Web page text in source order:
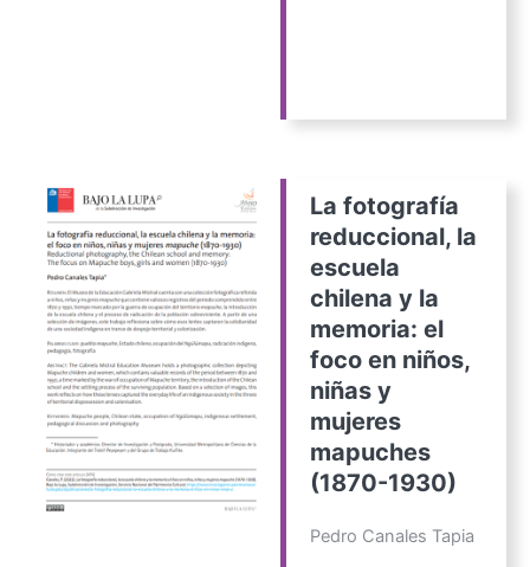
La fotografía
reduccional, la
escuela
chilena y la
memoria: el
foco en niños,
niñas y
mujeres
mapuches
(1870-1930)
Pedro Canales Tapia